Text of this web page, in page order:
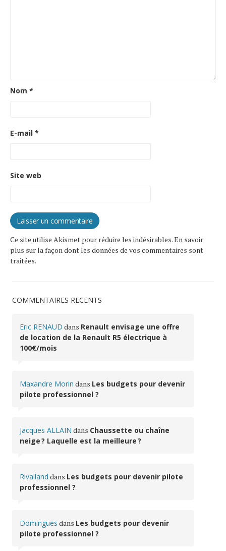
Nom *
E-mail *
Site web
Ce site utilise Akismet pour réduire les indésirables.En savoir
plus sur la façon dont les données de vos commentaires sont
traitées.
COMMENTAIRES RÉCENTS
Eric RENAUD dans Renault envisage une offre
de location de la Renault R5 électrique à
100€/mois
Maxandre Morin dans Les budgets pour devenir
pilote professionnel ?
Jacques ALLAIN dans Chaussette ou chaîne
neige ? Laquelle est la meilleure ?
Rivalland dans Les budgets pour devenir pilote
professionnel ?
Domingues dans Les budgets pour devenir
pilote professionnel ?